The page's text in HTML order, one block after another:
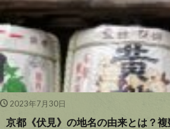
2023年7月30日
京都《伏見》の地名の由来とは？